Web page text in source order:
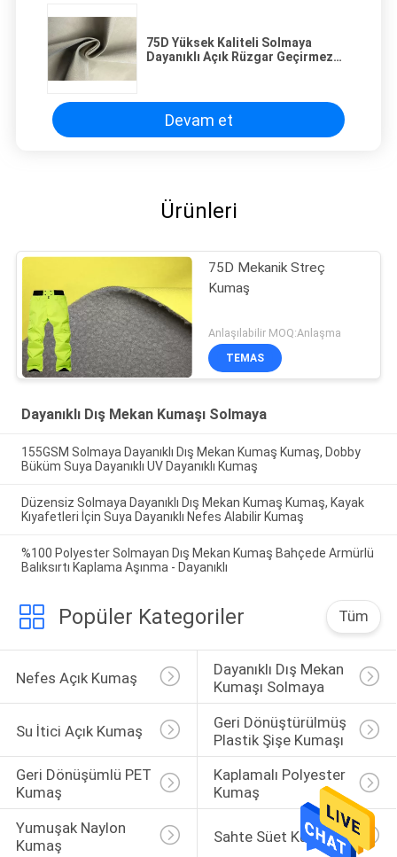
75D Yüksek Kaliteli Solmaya
Dayanıklı Açık Rüzgar Geçirmez
Devam et
Ürünleri
75D Mekanik Streç
Kumaş
Anlaşılabilir MOQ:Anlaşma
TEMAS
Dayanıklı Dış Mekan Kumaşı Solmaya
155GSM Solmaya Dayanıklı Dış Mekan Kumaş Kumaş, Dobby
Büküm Suya Dayanıklı UV Dayanıklı Kumaş
Düzensiz Solmaya Dayanıklı Dış Mekan Kumaş Kumaş, Kayak
Kıyafetleri İçin Suya Dayanıklı Nefes Alabilir Kumaş
%100 Polyester Solmayan Dış Mekan Kumaş Bahçede Armürlü
Balıksırtı Kaplama Aşınma - Dayanıklı
Popüler Kategoriler Tüm
Nefes Açık Kumaş
Dayanıklı Dış Mekan
Kumaşı Solmaya
Su İtici Açık Kumaş
Geri Dönüştürülmüş
Plastik Şişe Kumaşı
Geri Dönüşümlü PET
Kumaş
Kaplamalı Polyester
Kumaş
Yumuşak Naylon
Kumaş
Sahte Süet Kumaş